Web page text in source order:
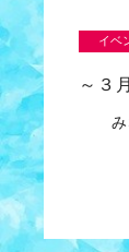
イベ
～３
み